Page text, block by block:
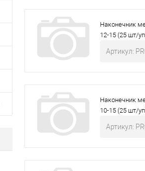
Наконечник
12-15 (25 шт/
Артикул:
Наконечник
10-15 (25 шт/
Артикул: